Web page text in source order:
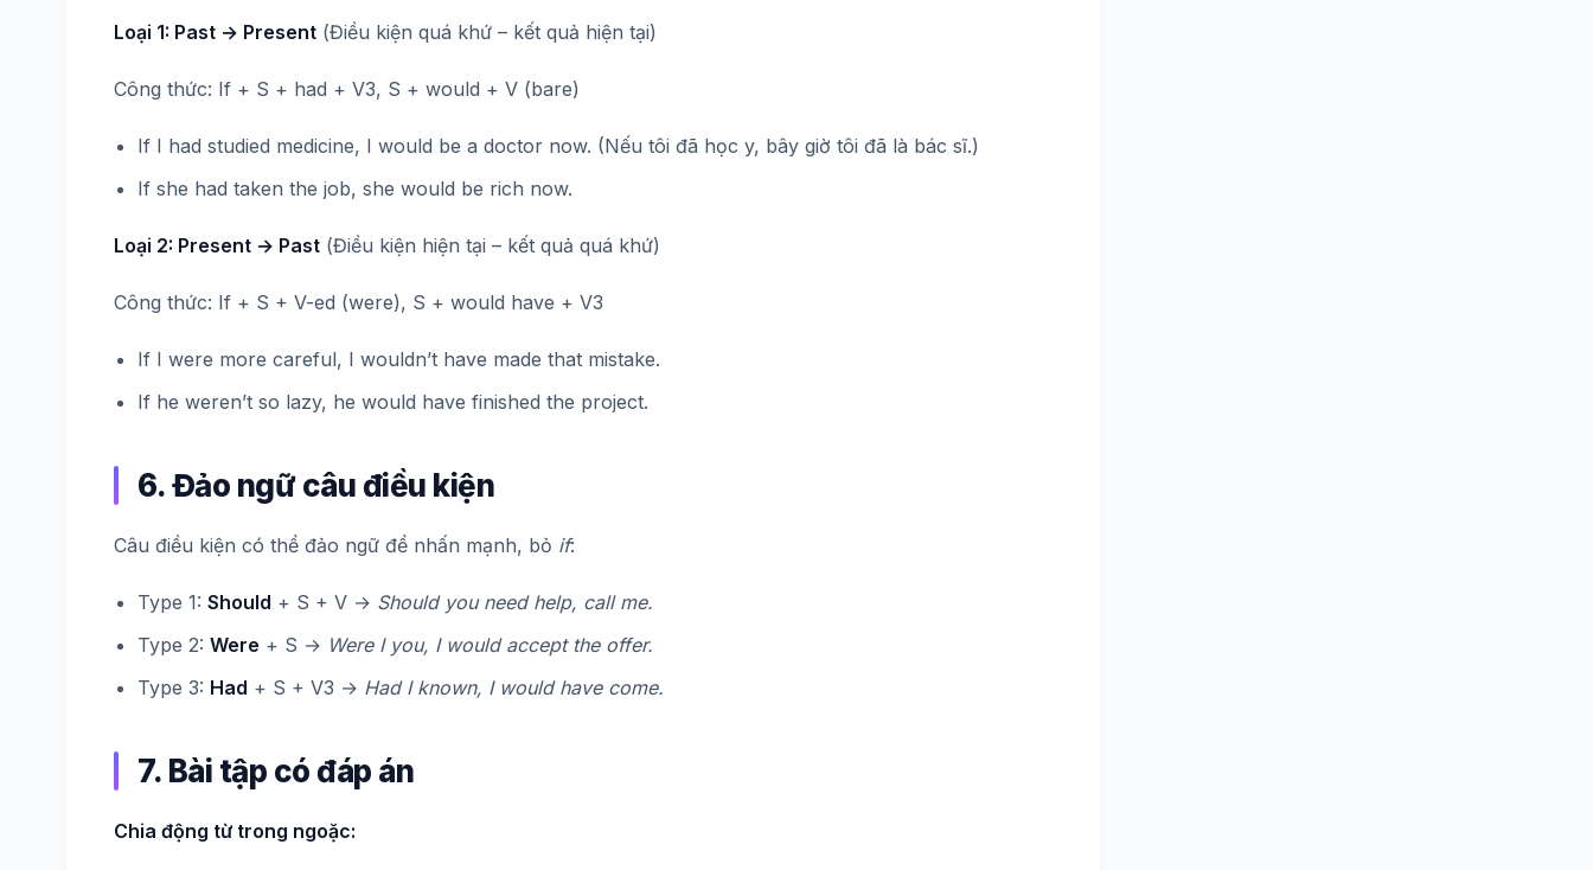
Loại 1: Past → Present (Điều kiện quá khứ – kết quả hiện tại)
Công thức: If + S + had + V3, S + would + V (bare)
If I had studied medicine, I would be a doctor now. (Nếu tôi đã học y, bây giờ tôi đã là bác sĩ.)
If she had taken the job, she would be rich now.
Loại 2: Present → Past (Điều kiện hiện tại – kết quả quá khứ)
Công thức: If + S + V-ed (were), S + would have + V3
If I were more careful, I wouldn’t have made that mistake.
If he weren’t so lazy, he would have finished the project.
6. Đảo ngữ câu điều kiện
Câu điều kiện có thể đảo ngữ để nhấn mạnh, bỏ if:
Type 1: Should + S + V → Should you need help, call me.
Type 2: Were + S → Were I you, I would accept the offer.
Type 3: Had + S + V3 → Had I known, I would have come.
7. Bài tập có đáp án
Chia động từ trong ngoặc: